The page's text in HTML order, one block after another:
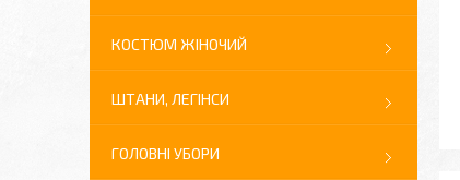
КОСТЮМ ЖІНОЧИЙ
ШТАНИ, ЛЕГІНСИ
ГОЛОВНІ УБОРИ